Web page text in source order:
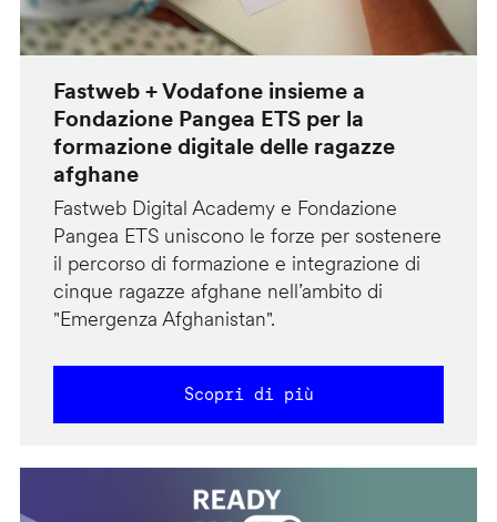
Fastweb + Vodafone insieme a
Fondazione Pangea ETS per la
formazione digitale delle ragazze
afghane
Fastweb Digital Academy e Fondazione
Pangea ETS uniscono le forze per sostenere
il percorso di formazione e integrazione di
cinque ragazze afghane nell’ambito di
"Emergenza Afghanistan".
Scopri di più